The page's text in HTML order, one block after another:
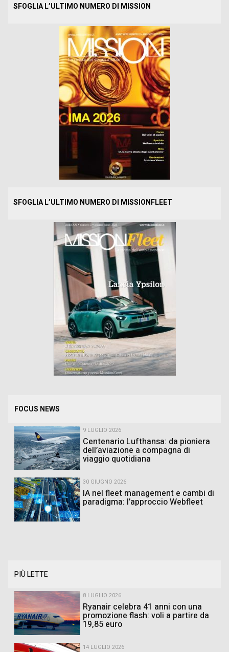
SFOGLIA L’ULTIMO NUMERO DI MISSION
SFOGLIA L’ULTIMO NUMERO DI MISSIONFLEET
FOCUS NEWS
9 LUGLIO 2026
Centenario Lufthansa: da pioniera
dell’aviazione a compagna di
viaggio quotidiana
30 GIUGNO 2026
IA nel fleet management e cambi di
paradigma: l’approccio Webfleet
PIÙ LETTE
8 LUGLIO 2026
Ryanair celebra 41 anni con una
promozione flash: voli a partire da
19,85 euro
14 LUGLIO 2026